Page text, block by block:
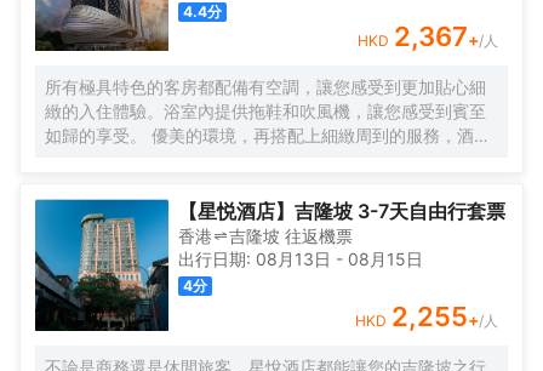
4.4分
HKD 2,367+/人
所有極具特色的客房都配備有空調，讓您感受到更加貼心細
緻的入住體驗。浴室內提供拖鞋和吹風機，讓您感受到賓至
如歸的享受。 優美的環境，再搭配上細緻周到的服務，酒店
【星悦酒店】吉隆坡 3-7天自由行套票
香港 吉隆坡 往返機票
出行日期: 08月13日 - 08月15日
4分
HKD 2,255+/人
不論是商務還是休閒旅客，星悅酒店都能讓您的吉隆坡之行